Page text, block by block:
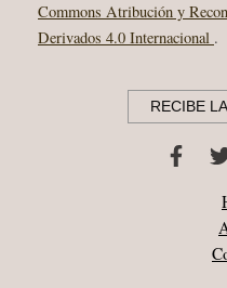
Commons Atribución y
Derivados 4.0 Internacional .
RECIBE